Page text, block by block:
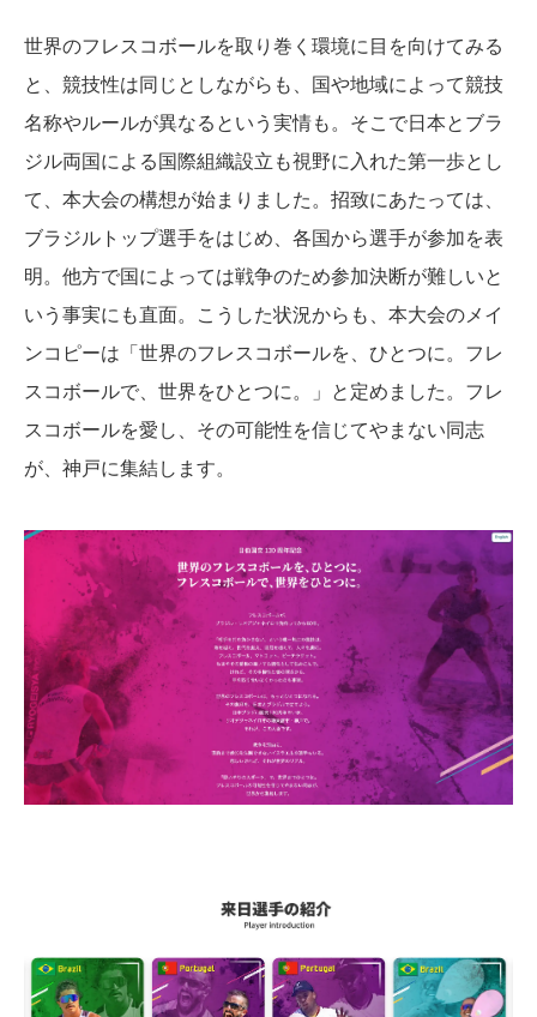
世界のフレスコボールを取り巻く環境に目を向けてみる
と、競技性は同じとしながらも、国や地域によって競技
名称やルールが異なるという実情も。そこで日本とブラ
ジル両国による国際組織設立も視野に入れた第一歩とし
て、本大会の構想が始まりました。招致にあたっては、
ブラジルトップ選手をはじめ、各国から選手が参加を表
明。他方で国によっては戦争のため参加決断が難しいと
いう事実にも直面。こうした状況からも、本大会のメイ
ンコピーは「世界のフレスコボールを、ひとつに。フレ
スコボールで、世界をひとつに。」と定めました。フレ
スコボールを愛し、その可能性を信じてやまない同志
が、神戸に集結します。